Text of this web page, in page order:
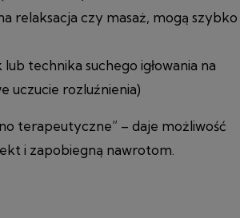
relaksacja czy masaż, mogą szybko
technika suchego igłowania na
uczucie rozluźnienia)
terapeutyczne” – daje możliwość
i zapobiegną nawrotom.